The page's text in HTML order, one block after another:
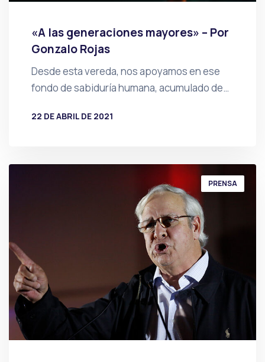
«A las generaciones mayores» – Por
Gonzalo Rojas
Desde esta vereda, nos apoyamos en ese
fondo de sabiduría humana, acumulado de…
22 DE ABRIL DE 2021
PRENSA